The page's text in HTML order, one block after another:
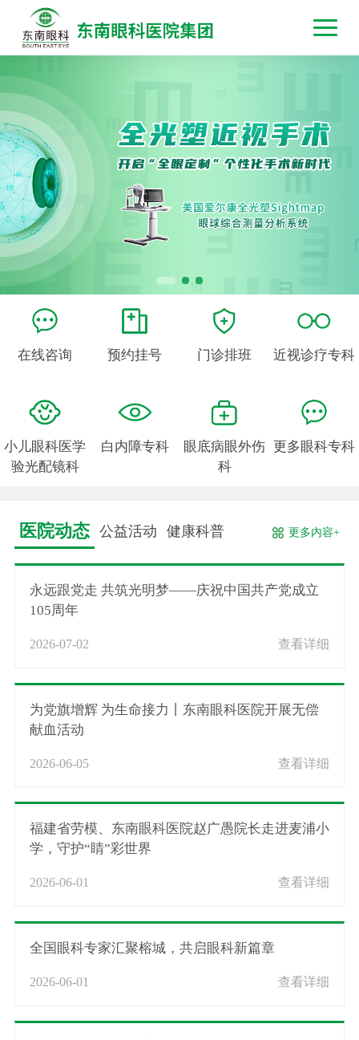
在线咨询 预约挂号 门诊排班 近视诊疗专科
小儿眼科医学
验光配镜科
白内障专科
眼底病眼外伤
科
更多眼科专科
医院动态 公益活动 健康科普 更多内容+
永远跟党走 共筑光明梦——庆祝中国共产党成立
105周年
2026-07-02 查看详细
为党旗增辉 为生命接力丨东南眼科医院开展无偿
献血活动
2026-06-05 查看详细
福建省劳模、东南眼科医院赵广愚院长走进麦浦小
学，守护“睛”彩世界
2026-06-01 查看详细
全国眼科专家汇聚榕城，共启眼科新篇章
2026-06-01 查看详细